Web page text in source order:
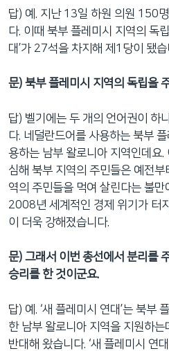
네
비
게
션
로
이
동
검
색
으
로
등
답) 예. 지난 13일 하원 의원 150
다. 이때 북부 플레미시 지역의 독
대’가 27석을 차지해 제1당이 됐습
문) 북부 플레미시 지역의 독립을
답) 벨기에는 두 개의 언어권이 하
다. 네덜란드어를 사용하는 북부
용하는 남부 왈로니아 지역인데요
심해 북부 지역의 주민들은 예전부
역의 주민들을 먹여 살린다는 불만
2008년 세계적인 경제 위기가 터
이 더욱 강해졌습니다.
문) 그래서 이번 총선에서 분리를
승리를 한 것이군요.
답) 예. ‘새 플레미시 연대’는 북부
한 남부 왈로니아 지역을 지원하는
반대해 왔습니다. ‘새 플레미시 연